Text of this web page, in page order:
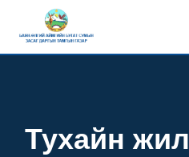
content
Тухайн